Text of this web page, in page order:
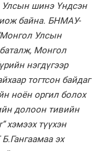
Улсын шинэ Үндсэн
байна. БНМАУ-
Улсын
баталж, Монгол
нэгдүгээр
тогтсон байдаг
ноён оргил болох
долоон тивийн
хэмээх түүхэн
эх